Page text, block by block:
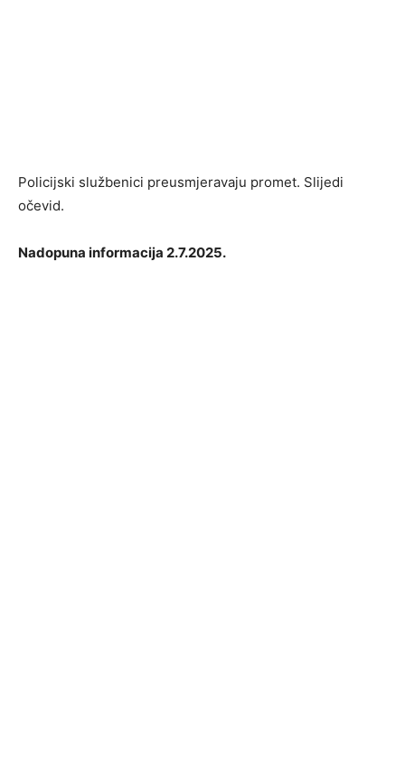
Policijski službenici preusmjeravaju promet. Slijedi
očevid.
Nadopuna informacija 2.7.2025.